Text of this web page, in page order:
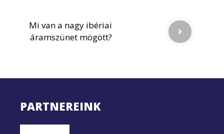
Mi van a nagy ibériai
áramszünet mögött?
PARTNEREINK